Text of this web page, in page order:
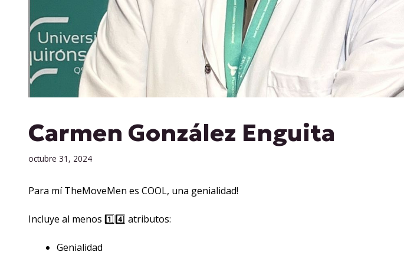
Carmen González Enguita
octubre 31, 2024
Para mí TheMoveMen es COOL, una genialidad!
Incluye al menos 1️⃣4️⃣ atributos:
Genialidad